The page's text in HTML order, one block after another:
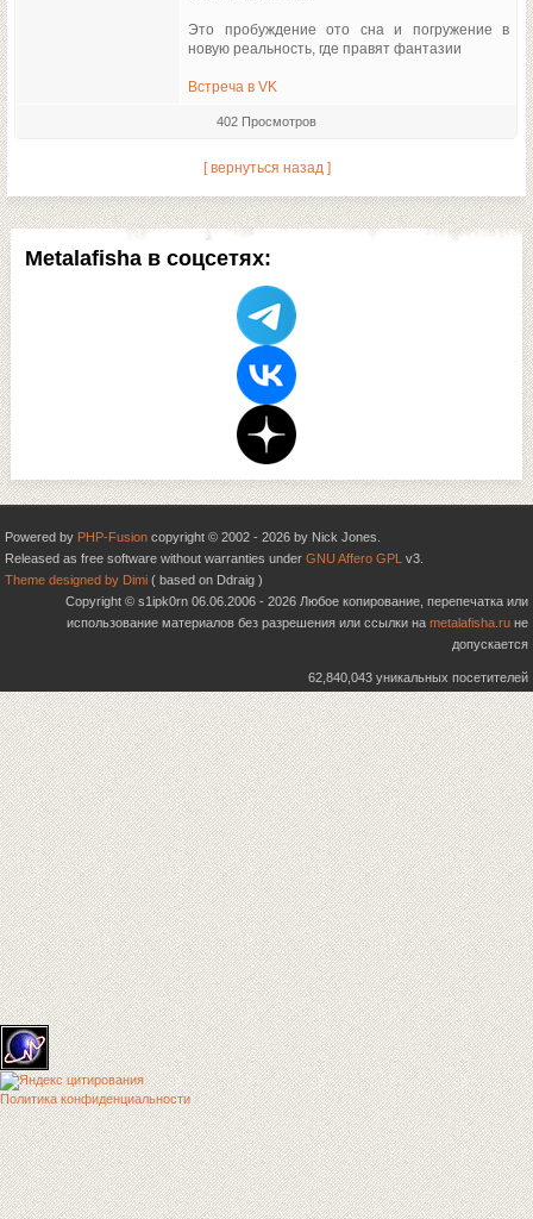
Metalafisha в соцсетях:
Это пробуждение ото сна и погружение в
новую реальность, где правят фантазии
Встреча в VK
402 Просмотров
[ вернуться назад ]
Powered by PHP-Fusion copyright © 2002 - 2026 by Nick Jones.
Released as free software without warranties under GNU Affero GPL v3.
Theme designed by Dimi ( based on Ddraig )
Copyright © s1ipk0rn 06.06.2006 - 2026 Любое копирование, перепечатка или
использование материалов без разрешения или ссылки на metalafisha.ru не
допускается
62,840,043 уникальных посетителей
Политика конфиденциальности